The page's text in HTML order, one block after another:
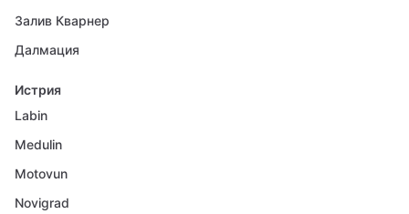
Залив Кварнер
Далмация
Истрия
Labin
Medulin
Motovun
Novigrad